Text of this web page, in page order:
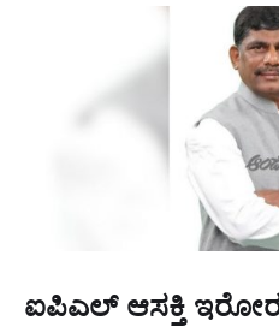
ಐಪಿಎಲ್‌ ಆಸಕ್ತಿ